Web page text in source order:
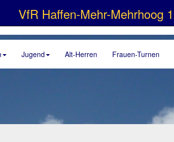
VfR Haffen-Mehr-Mehrhoog
Jugend Alt-Herren Frauen-Turnen